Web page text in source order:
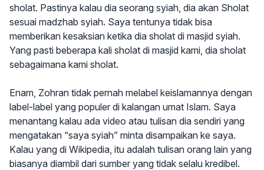
sholat. Pastinya kalau dia seorang syiah, dia akan Sholat
sesuai madzhab syiah. Saya tentunya tidak bisa
memberikan kesaksian ketika dia sholat di masjid syiah.
Yang pasti beberapa kali sholat di masjid kami, dia sholat
sebagaimana kami sholat.
Enam, Zohran tidak pernah melabel keislamannya dengan
label-label yang populer di kalangan umat Islam. Saya
menantang kalau ada video atau tulisan dia sendiri yang
mengatakan “saya syiah” minta disampaikan ke saya.
Kalau yang di Wikipedia, itu adalah tulisan orang lain yang
biasanya diambil dari sumber yang tidak selalu kredibel.